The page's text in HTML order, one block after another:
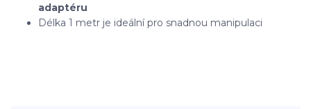
adaptéru
Délka 1 metr je ideální pro snadnou manipulaci